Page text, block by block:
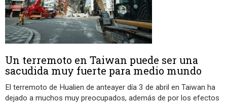
Un terremoto en Taiwan puede ser una
sacudida muy fuerte para medio mundo
El terremoto de Hualien de anteayer día 3 de abril en Taiwan ha
dejado a muchos muy preocupados, además de por los efectos